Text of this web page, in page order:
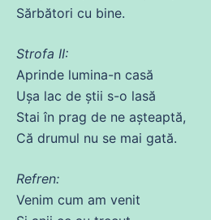
Sărbători cu bine.
Strofa II:
Aprinde lumina-n casă
Ușa lac de știi s-o lasă
Stai în prag de ne așteaptă,
Că drumul nu se mai gată.
Refren:
Venim cum am venit